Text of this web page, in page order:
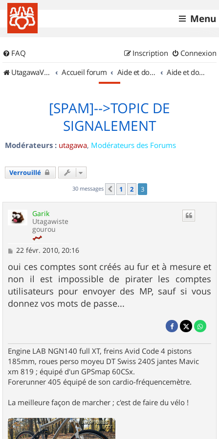
Menu
FAQ Connexion
Inscription
UtagawaVTT (Randos VTT et VTTAE avec traces GPS)
Accueil forum Aide et documentation Aide et documentation
[SPAM]-->TOPIC DE
SIGNALEMENT
Modérateurs : utagawa, Modérateurs des Forums
Verrouillé
30 messages Précédent
1 2 3
Garik
Utagawiste
gourou
M
s
s
a
g
e
22 févr. 2010, 20:16
oui ces comptes sont créés au fur et à mesure et
non il est impossible de pirater les comptes
utilisateurs pour envoyer des MP, sauf si vous
donnez vos mots de passe...
Engine LAB NGN140 full XT, freins Avid Code 4 pistons
185mm, roues perso moyeu DT Swiss 240S jantes Mavic
xm 819 ; équipé d'un GPSmap 60CSx.
Forerunner 405 équipé de son cardio-fréquencemètre.
La meilleure façon de marcher ; c'est de faire du vélo !